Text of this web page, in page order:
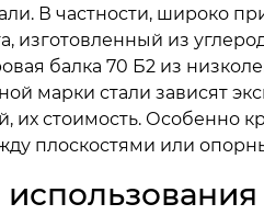
В частности, широко
изготовленный из
балка 70 Б2 из
марки стали зависят
их стоимость. Особенно
плоскостями или